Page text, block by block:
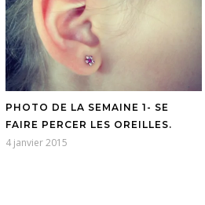
PHOTO DE LA SEMAINE 1- SE
FAIRE PERCER LES OREILLES.
4 janvier 2015